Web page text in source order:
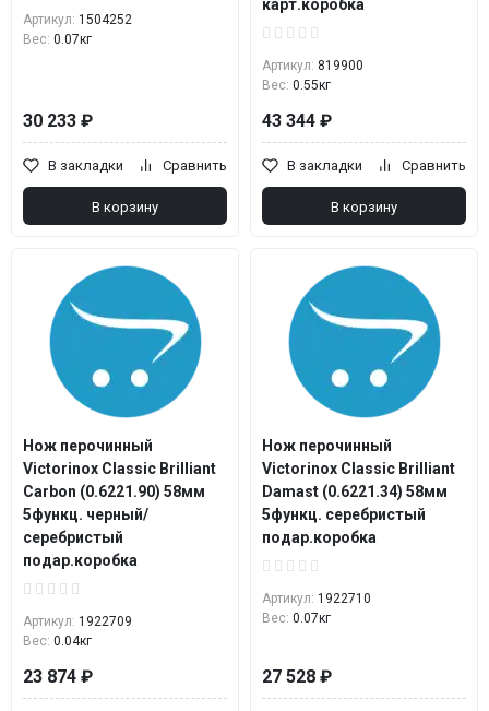
Артикул: 1504252
Вес: 0.07кг
30 233 ₽
В закладки Сравнить
В корзину
карт.коробка
Артикул: 819900
Вес: 0.55кг
43 344 ₽
В закладки Сравнить
В корзину
Нож перочинный
Victorinox Classic Brilliant
Carbon (0.6221.90) 58мм
5функц. черный/
серебристый
подар.коробка
Артикул: 1922709
Вес: 0.04кг
23 874 ₽
Нож перочинный
Victorinox Classic Brilliant
Damast (0.6221.34) 58мм
5функц. серебристый
подар.коробка
Артикул: 1922710
Вес: 0.07кг
27 528 ₽